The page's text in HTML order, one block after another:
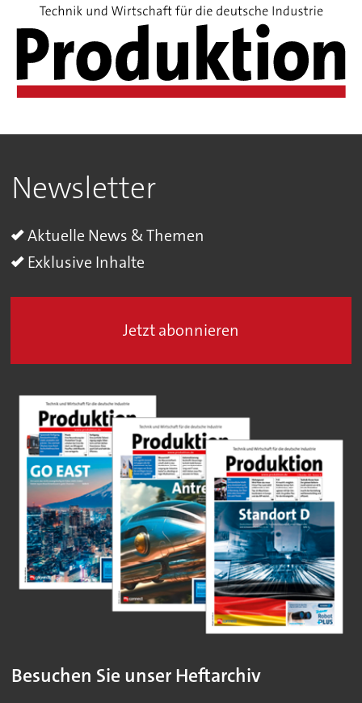
Newsletter
Aktuelle News & Themen
Exklusive Inhalte
Jetzt abonnieren
Besuchen Sie unser Heftarchiv